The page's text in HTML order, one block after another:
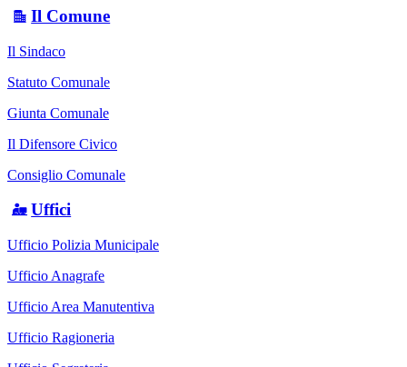
Il Comune
Il Sindaco
Statuto Comunale
Giunta Comunale
Il Difensore Civico
Consiglio Comunale
Uffici
Ufficio Polizia Municipale
Ufficio Anagrafe
Ufficio Area Manutentiva
Ufficio Ragioneria